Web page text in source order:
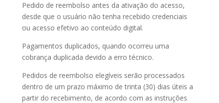
Pedido de reembolso antes da ativação do acesso,
desde que o usuário não tenha recebido credenciais
ou acesso efetivo ao conteúdo digital.
Pagamentos duplicados, quando ocorreu uma
cobrança duplicada devido a erro técnico.
Pedidos de reembolso elegíveis serão processados
dentro de um prazo máximo de trinta (30) dias úteis a
partir do recebimento, de acordo com as instruções